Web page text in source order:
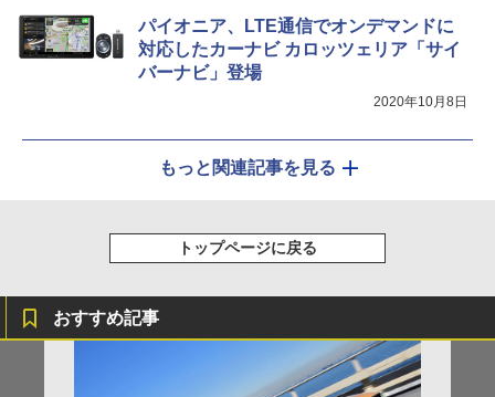
パイオニア、LTE通信でオンデマンドに
対応したカーナビ カロッツェリア「サイ
バーナビ」登場
2020年10月8日
もっと関連記事を見る
トップページに戻る
おすすめ記事